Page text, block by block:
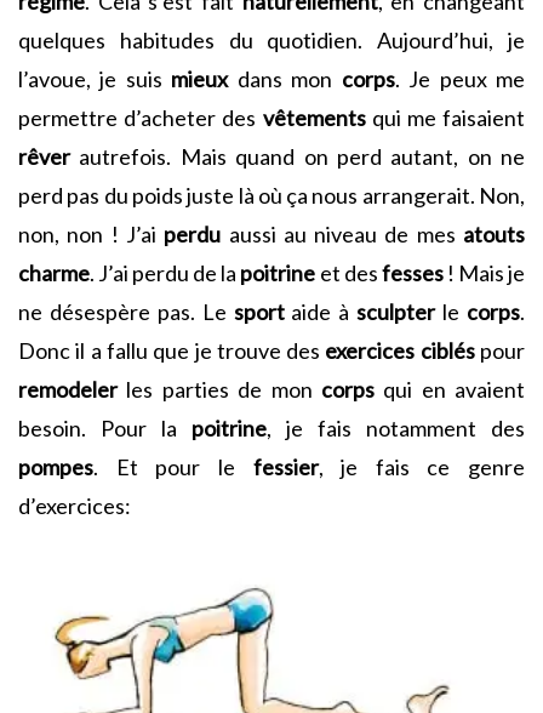
quelques habitudes du quotidien. Aujourd’hui, je
l’avoue, je suis mieuxdans mon corps. Je peux me
permettre d’acheter des vêtementsqui me faisaient
rêverautrefois. Mais quand on perd autant, on ne
perd pas du poids juste là où ça nous arrangerait. Non,
non, non ! J’ai perdu aussi au niveau de mes atouts
charme. J’ai perdu de la poitrine et desfesses! Mais je
ne désespère pas. Le sportaide àsculpterle corps.
Donc il a fallu que je trouve des exercices cibléspour
remodelerles parties de mon corpsqui en avaient
besoin. Pour la poitrine, je fais notamment des
pompes. Et pour le fessier, je fais ce genre
d’exercices: